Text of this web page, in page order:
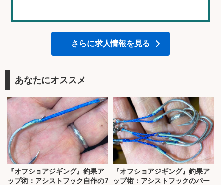
さらに求人情報を見る
あなたにオススメ
『オフショアジギング』釣果ア
ップ術：アシストフック自作の7
『オフショアジギング』釣果ア
ップ術：アシストフックのパー